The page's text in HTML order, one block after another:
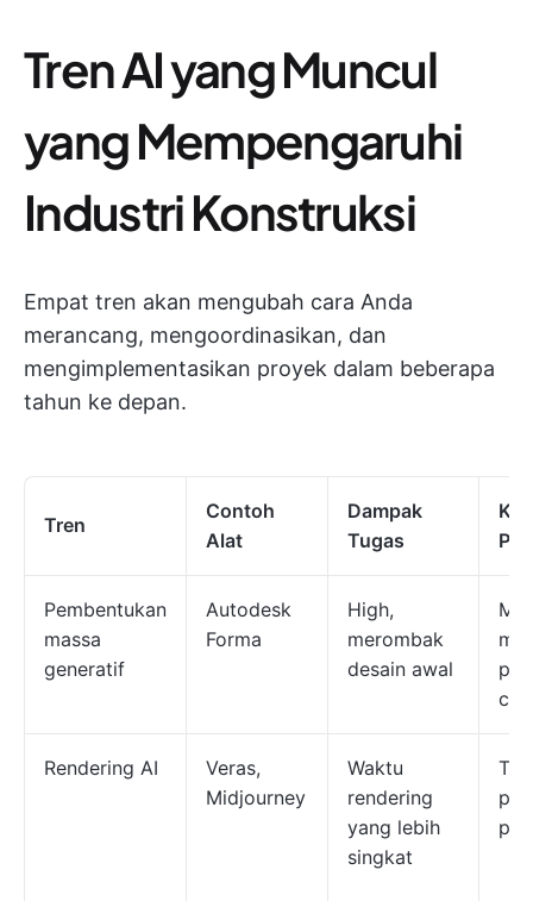
Tren AI yang Muncul
yang Mempengaruhi
Industri Konstruksi
Empat tren akan mengubah cara Anda
merancang, mengoordinasikan, dan
mengimplementasikan proyek dalam beberapa
tahun ke depan.
Tren
Contoh
Alat
Dampak
Tugas
Pembentukan
massa
generatif
Autodesk
Forma
High,
merombak
desain awal
Rendering AI
Veras,
Midjourney
Waktu
rendering
yang lebih
singkat